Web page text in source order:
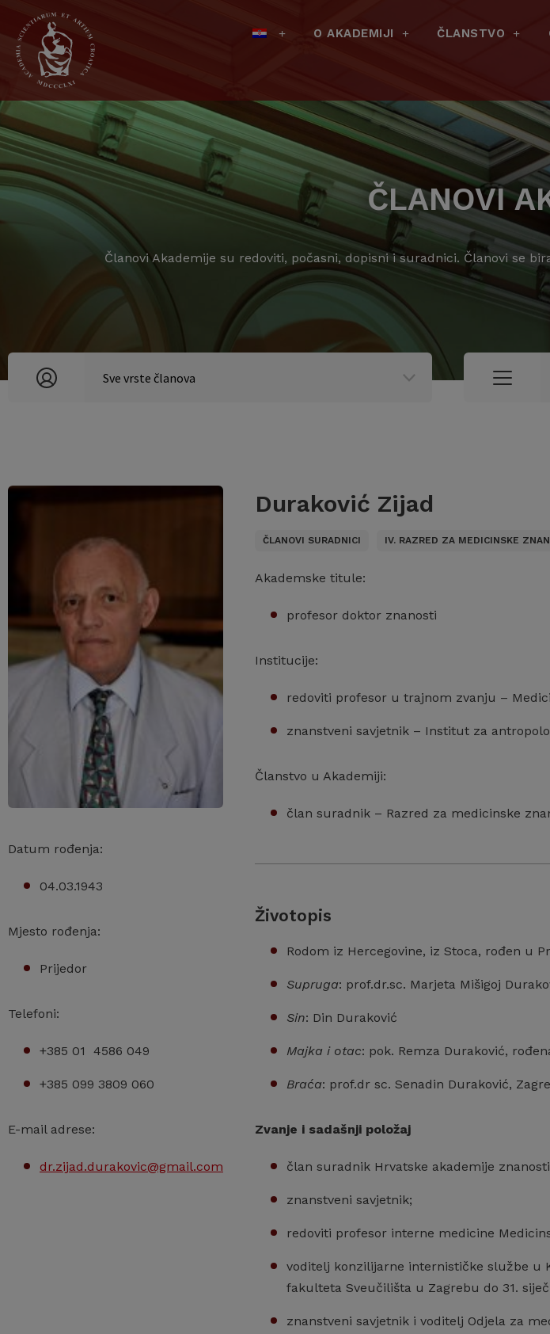
O AKADEMIJI ČLANSTVO
ČLANOVI
Članovi Akademije su redoviti, počasni, dopisni i suradnici. Članovi se
Datum rođenja:
04.03.1943
Mjesto rođenja:
Prijedor
Telefoni:
+385 01 4586 049
+385 099 3809 060
E-mail adrese:
dr.zijad.durakovic@gmail.com
Duraković Zijad
ČLANOVI SURADNICI IV. RAZRED ZA MEDICINSKE
Akademske titule:
profesor doktor znanosti
Institucije:
redoviti profesor u trajnom zvanju –
znanstveni savjetnik – Institut za
Članstvo u Akademiji:
član suradnik – Razred za medicinske
Životopis
Rodom iz Hercegovine, iz Stoca, rođen u
Supruga: prof.dr.sc. Marjeta Mišigoj
Sin: Din Duraković
Majka i otac: pok. Remza Duraković,
Braća: prof.dr sc. Senadin Duraković,
Zvanje i sadašnji položaj
član suradnik Hrvatske akademije
znanstveni savjetnik;
redoviti profesor interne medicine
voditelj konzilijarne internističke službe u
fakulteta Sveučilišta u Zagrebu do 31.
znanstveni savjetnik i voditelj Odjela za